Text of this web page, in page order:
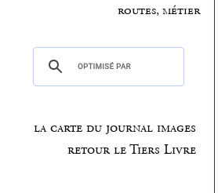
routes, métier
la carte du journal images
retour le Tiers Livre